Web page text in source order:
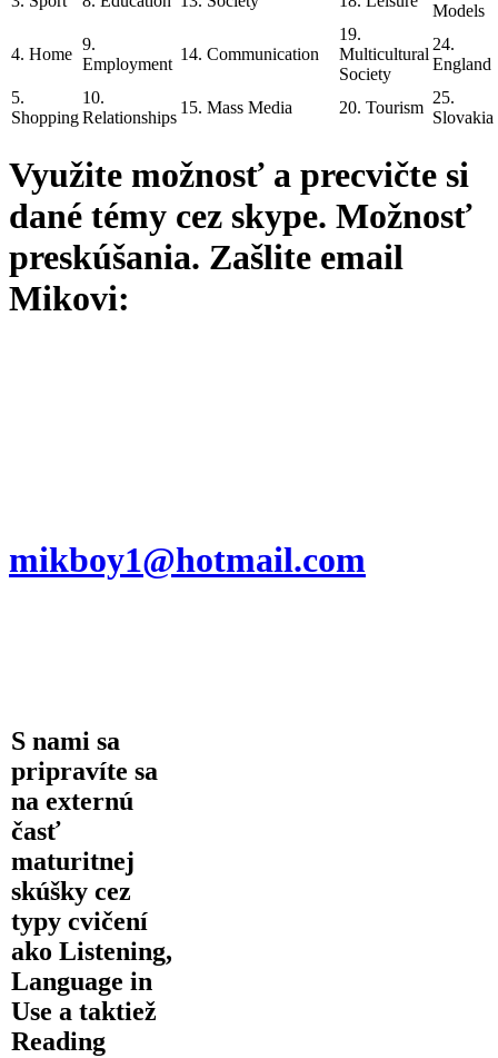
Models
4. Home
9.
Employment
14. Communication
19.
Multicultural
Society
24.
England
5.
Shopping
10.
Relationships
15. Mass Media 20. Tourism
25.
Slovakia
Využite možnosť a precvičte si
dané témy cez skype. Možnosť
preskúšania. Zašlite email
Mikovi:
mikboy1@hotmail.com
S nami sa
pripravíte sa
na externú
časť
maturitnej
skúšky cez
typy cvičení
ako Listening,
Language in
Use a taktiež
Reading